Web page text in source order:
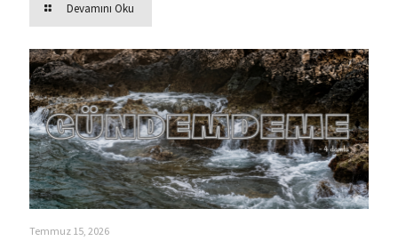
Devamını Oku
Temmuz 15, 2026